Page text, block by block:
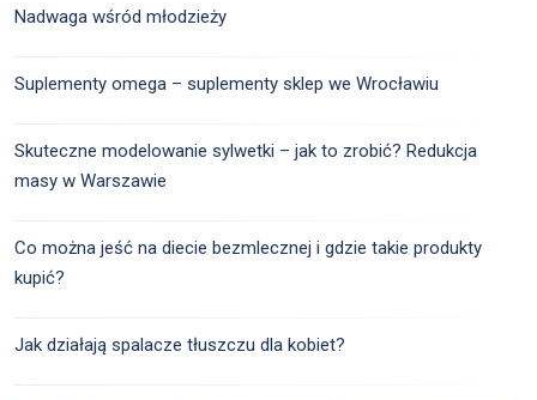
Nadwaga wśród młodzieży
Suplementy omega – suplementy sklep we Wrocławiu
Skuteczne modelowanie sylwetki – jak to zrobić? Redukcja
masy w Warszawie
Co można jeść na diecie bezmlecznej i gdzie takie produkty
kupić?
Jak działają spalacze tłuszczu dla kobiet?